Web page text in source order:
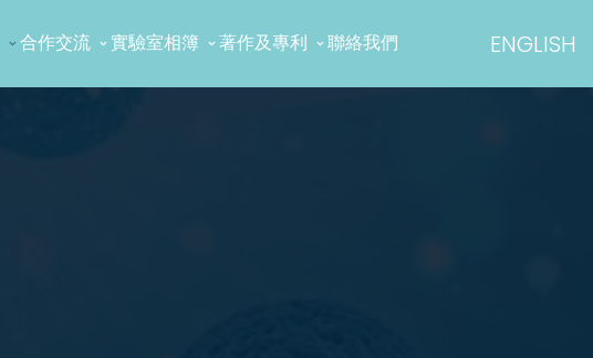
合作交流 實驗室相簿 著作及專利 聯絡我們 ENGLISH